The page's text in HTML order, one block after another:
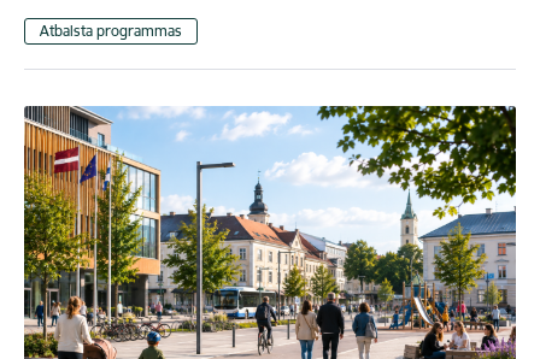
Atbalsta programmas